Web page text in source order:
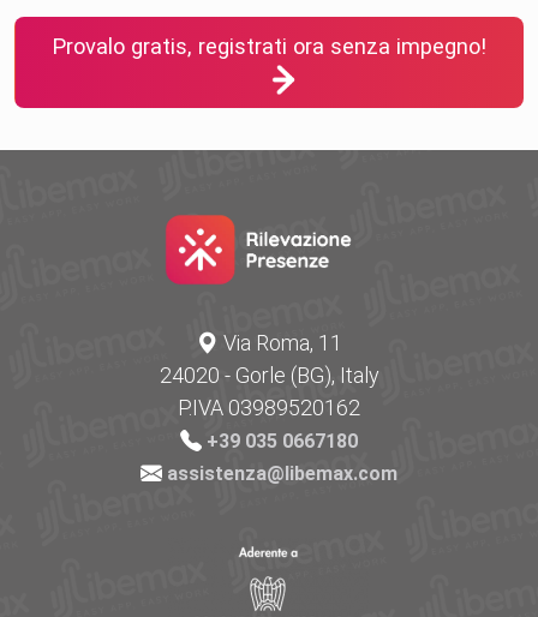
Provalo gratis, registrati ora senza impegno!
Via Roma, 11
24020 - Gorle (BG), Italy
P.IVA 03989520162
+39 035 0667180
assistenza@libemax.com